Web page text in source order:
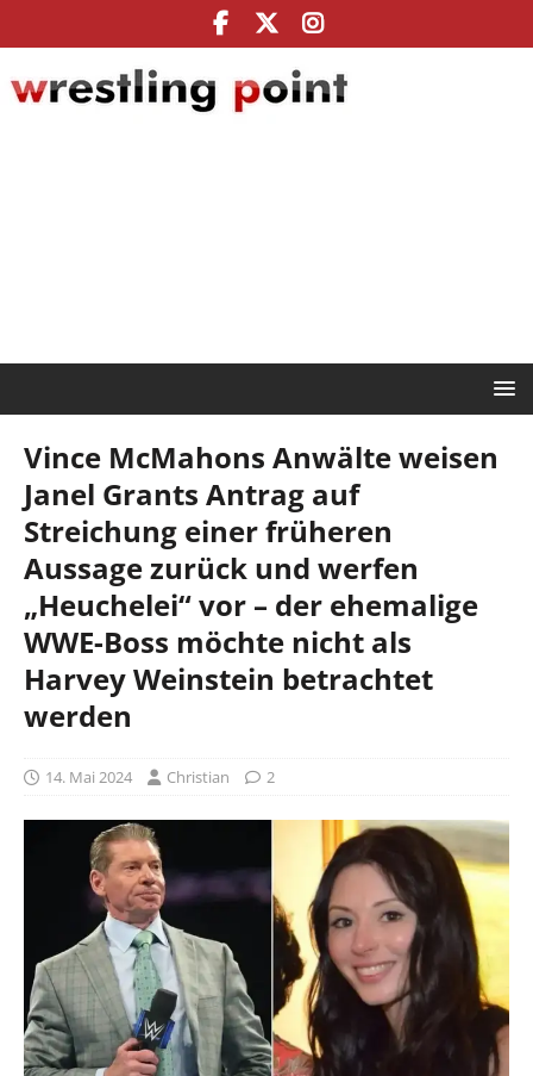
Vince McMahons Anwälte weisen
Janel Grants Antrag auf
Streichung einer früheren
Aussage zurück und werfen
„Heuchelei“ vor – der ehemalige
WWE-Boss möchte nicht als
Harvey Weinstein betrachtet
werden
14. Mai 2024 Christian 2